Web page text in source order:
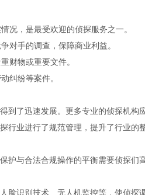
况，是最受欢迎的侦探服务之一。
对手的调查，保障商业利益。
财物或重要文件。
纠纷等案件。
到了迅速发展。更多专业的侦探机构
业进行了规范管理，提升了行业的
护与合法合规操作的平衡需要侦探们
脸识别技术、无人机监控等，使侦探